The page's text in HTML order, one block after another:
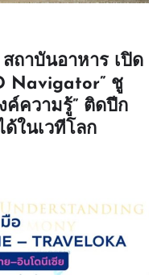
ถาบันอาหาร เปิด
Navigator” ชู
ค์ความรู้” ติดปีก
ในเวทีโลก